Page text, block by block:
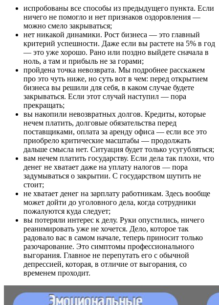
испробованы все способы из предыдущего пункта. Если
ничего не помогло и нет признаков оздоровления —
можно смело закрываться;
нет никакой динамики. Рост бизнеса — это главный
критерий успешности. Даже если вы растете на 5% в год
— это уже хорошо. Рано или поздно выйдете сначала в
ноль, а там и прибыль не за горами;
пройдена точка невозврата. Мы подробнее расскажем
про это чуть ниже, но суть вот в чем: перед открытием
бизнеса вы решили для себя, в каком случае будете
закрываться. Если этот случай наступил — пора
прекращать;
вы накопили невозвратных долгов. Кредиты, которые
нечем платить, долговые обязательства перед
поставщиками, оплата за аренду офиса — если все это
приобрело критические масштабы — продолжать
дальше смысла нет. Ситуация будет только усугубляться;
вам нечем платить государству. Если дела так плохи, что
денег не хватает даже на уплату налогов — пора
задумываться о закрытии. С государством шутить не
стоит;
не хватает денег на зарплату работникам. Здесь вообще
может дойти до уголовного дела, когда сотрудники
пожалуются куда следует;
вы потеряли интерес к делу. Руки опустились, ничего
реанимировать уже не хочется. Дело, которое так
радовало вас в самом начале, теперь приносит только
разочарование. Это симптомы профессионального
выгорания. Главное не перепутать его с обычной
депрессией, которая, в отличие от выгорания, со
временем проходит.